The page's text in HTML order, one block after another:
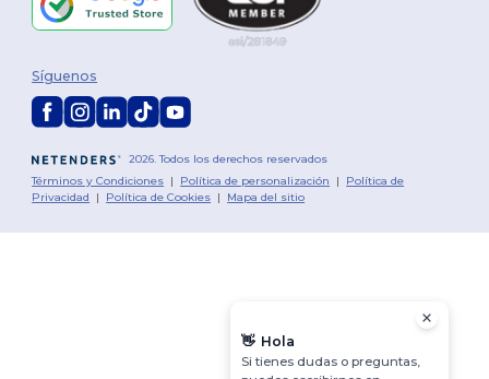
2026. Todos los derechos reservados
Términos y Condiciones | Política de personalización | Política de
Privacidad | Política de Cookies | Mapa del sitio
Síguenos
👋 Hola
Si tienes dudas o preguntas,